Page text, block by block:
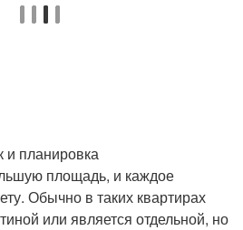
и планировка
площадь, и каждое
Обычно в таких квартирах
или является отдельной, но